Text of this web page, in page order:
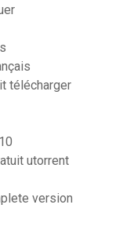
télécharger
utorrent
version